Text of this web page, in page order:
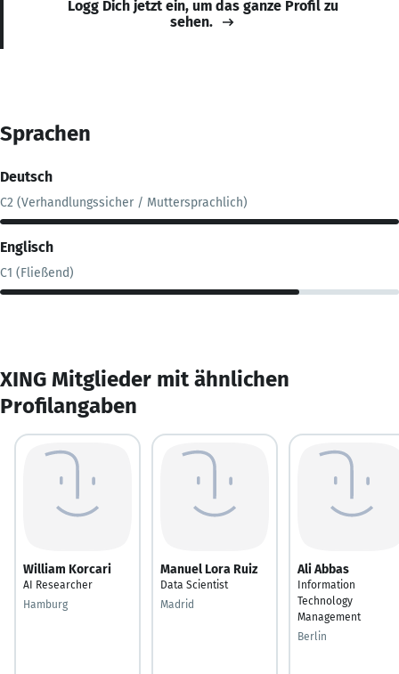
Logg Dich jetzt ein, um das ganze Profil zu
sehen.
Sprachen
Deutsch
C2 (Verhandlungssicher / Muttersprachlich)
Englisch
C1 (Fließend)
XING Mitglieder mit ähnlichen
Profilangaben
William Korcari
AI Researcher
Hamburg
Manuel Lora Ruiz
Data Scientist
Madrid
Ali Abbas
Information
Technology
Management
Berlin